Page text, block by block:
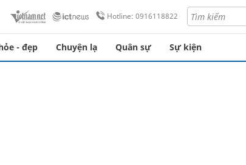
Hotline: 0916118822
- đẹp Chuyện lạ Quân sự Sự kiện